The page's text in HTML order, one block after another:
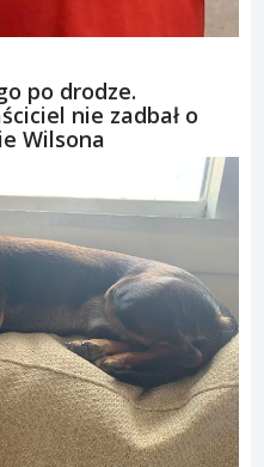
po drodze.
nie zadbał o
Wilsona